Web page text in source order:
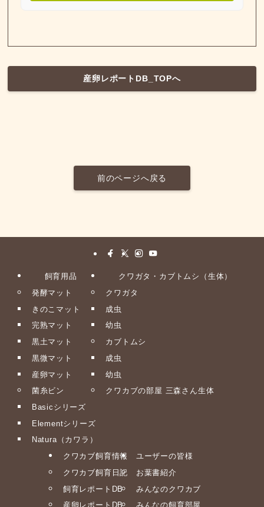
産卵レポートDB_TOPへ
前のページへ戻る
飼育用品
発酵マット
きのこマット
完熟マット
黒土マット
黒微マット
産卵マット
菌糸ビン
Basicシリーズ
Elementシリーズ
Natura（カワラ）
クワガタ・カブトムシ（生体）
クワガタ
成虫
幼虫
カブトムシ
成虫
幼虫
クワカブの部屋 三森さん生体
クワカブ飼育情報
クワカブ飼育日記
飼育レポートDB
産卵レポートDB
ユーザーの皆様
お葉書紹介
みんなのクワカブ
みんなの飼育部屋